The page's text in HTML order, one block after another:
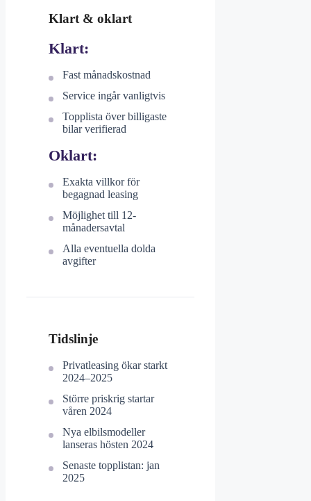
Klart & oklart
Klart:
Fast månadskostnad
Service ingår vanligtvis
Topplista över billigaste
bilar verifierad
Oklart:
Exakta villkor för
begagnad leasing
Möjlighet till 12-
månadersavtal
Alla eventuella dolda
avgifter
Tidslinje
Privatleasing ökar starkt
2024–2025
Större priskrig startar
våren 2024
Nya elbilsmodeller
lanseras hösten 2024
Senaste topplistan: jan
2025